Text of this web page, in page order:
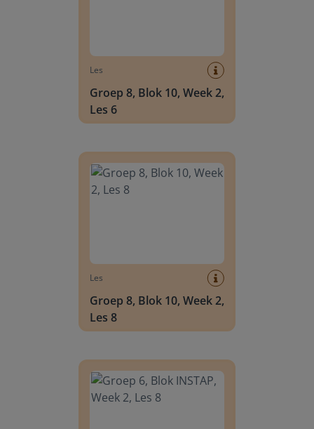
Les
Groep 8, Blok 10, Week 2,
Les 6
Les
Groep 8, Blok 10, Week 2,
Les 8